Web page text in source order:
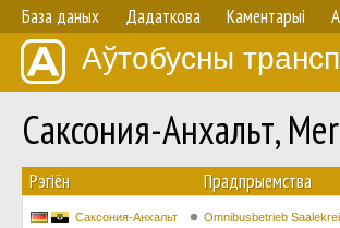
База даных Дадаткова Каментарыі
Аўтобусны
Саксония-Анхальт,
Рэгіён Прадпрыемства
Саксония-Анхальт Omnibusbetrieb